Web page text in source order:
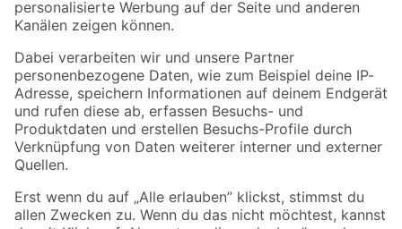
Folge uns
Zahlungsarten Versandarten
Sicher einkaufen